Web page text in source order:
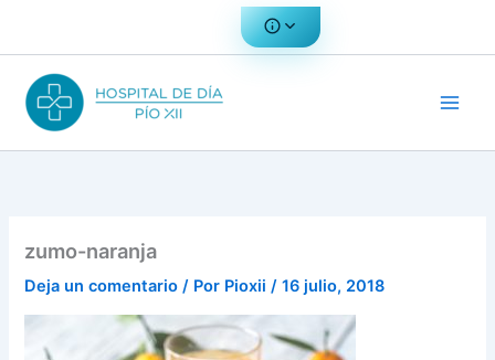
zumo-naranja
Deja un comentario / Por Pioxii/16 julio, 2018